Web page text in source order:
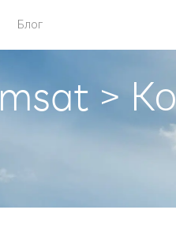
Блог
>